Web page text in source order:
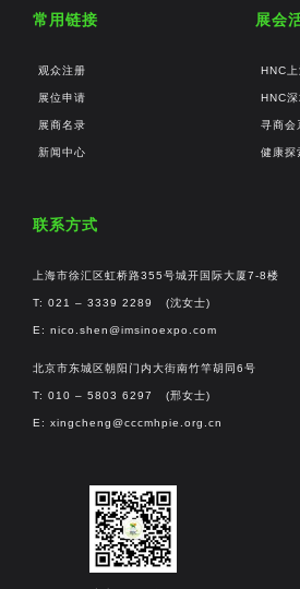
常用链接
观众注册
展位申请
展商名录
新闻中心
展会
HNC上
HNC深
寻商会
健康探
联系方式
上海市徐汇区虹桥路355号城开国际大厦7-8楼
T: 021 – 3339 2289 (沈女士)
E: nico.shen@imsinoexpo.com
北京市东城区朝阳门内大街南竹竿胡同6号
T: 010 – 5803 6297 (邢女士)
E: xingcheng@cccmhpie.org.cn